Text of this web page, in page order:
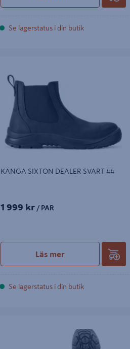
Se lagerstatus i din butik
KÄNGA SIXTON DEALER SVART 44
1 999 kr / PAR
Läs mer
Se lagerstatus i din butik